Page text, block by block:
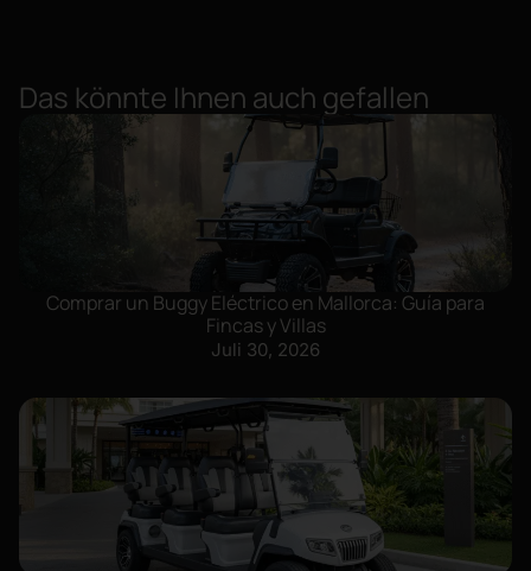
Das könnte Ihnen auch gefallen
Comprar un Buggy Eléctrico en Mallorca: Guía para
Fincas y Villas
Juli 30, 2026